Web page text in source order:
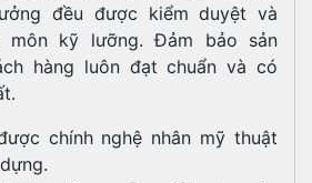
đều được kiểm duyệt và
môn kỹ lưỡng. Đảm bảo sản
hàng luôn đạt chuẩn và có
chính nghệ nhân mỹ thuật